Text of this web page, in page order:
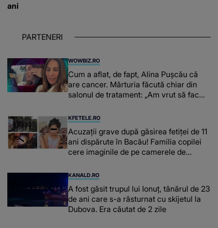
ani
PARTENERI
WOWBIZ.RO
Cum a aflat, de fapt, Alina Pușcău că
are cancer. Mărturia făcută chiar din
salonul de tratament: „Am vrut să fac
înțepe sânul”
KFETELE.RO
Acuzații grave după găsirea fetiței de 11
ani dispărute în Bacău! Familia copilei
cere imaginile de pe camerele de
mea...”
KANALD.RO
A fost găsit trupul lui Ionuț, tânărul de 23
de ani care s-a răsturnat cu skijetul la
Dubova. Era căutat de 2 zile